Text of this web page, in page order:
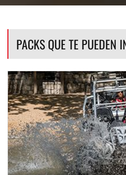
PACKS QUE TE PUEDEN